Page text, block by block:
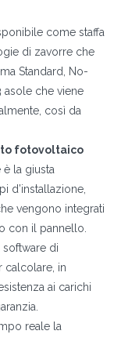
come staffa
di zavorre che
Standard, No-
asole che viene
così da
fotovoltaico
è la giusta
d’installazione,
vengono integrati
con il pannello.
software di
calcolare, in
ai carichi
reale la